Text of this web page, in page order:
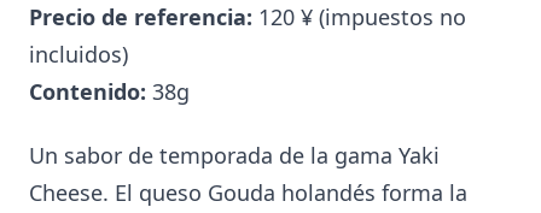
Precio de referencia: 120 ¥ (impuestos no
incluidos)
Contenido: 38g
Un sabor de temporada de la gama Yaki
Cheese. El queso Gouda holandés forma la